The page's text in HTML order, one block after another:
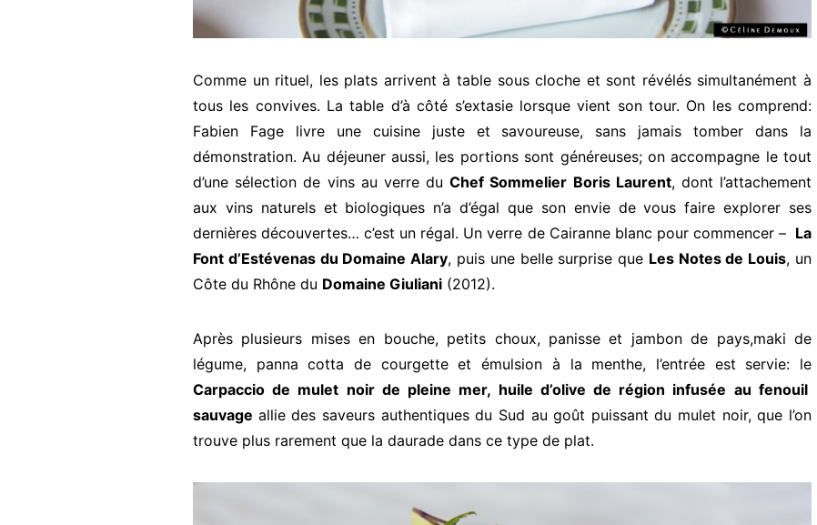
Comme un rituel, les plats arrivent à table sous cloche et sont révélés simultanément à
tous les convives. La table d’à côté s’extasie lorsque vient son tour. On les comprend:
Fabien Fage livre une cuisine juste et savoureuse, sans jamais tomber dans la
démonstration. Au déjeuner aussi, les portions sont généreuses; on accompagne le tout
d’une sélection de vins au verre duChef Sommelier Boris Laurent, dont l’attachement
aux vins naturels et biologiques n’a d’égal que son envie de vous faire explorer ses
dernières découvertes… c’est un régal. Un verre de Cairanne blanc pour commencer – La
Font d’Estévenas du Domaine Alary, puis une belle surprise que Les Notes de Louis, un
Côte du Rhône du Domaine Giuliani (2012).
Après plusieurs mises en bouche, petits choux, panisse et jambon de pays,maki de
légume, panna cotta de courgette et émulsion à la menthe, l’entrée est servie: le
Carpaccio de mulet noir de pleine mer, huile d’olive de région infusée au fenouil
sauvage allie des saveurs authentiques du Sud au goût puissant du mulet noir, que l’on
trouve plus rarement que la daurade dans ce type de plat.